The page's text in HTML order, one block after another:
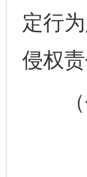
定行
侵权责
（作